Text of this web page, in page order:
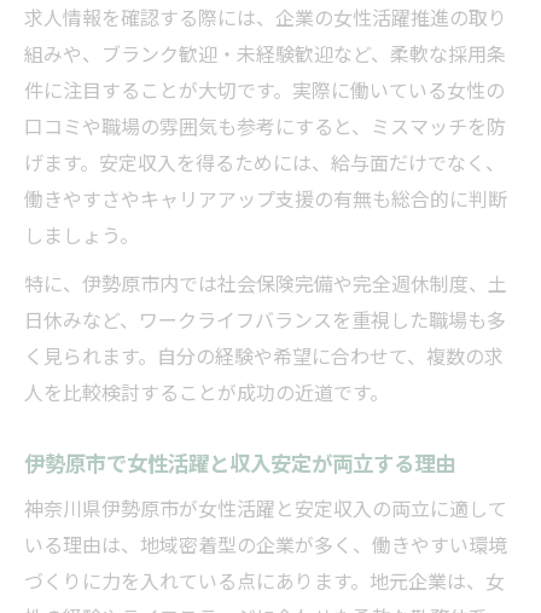
安定収入を支える女性活躍の現場事例を紹
介
女性活躍と安定収入を両立する働き方の秘
密
家庭と仕事を両立できる働き方のポイント
女性活躍しやすい両立可能な働き方とは
安定収入を確保する柔軟な働き方の選び方
家庭と仕事で女性活躍を実現する工夫
伊勢原市で女性活躍が進む両立支援制度
女性活躍と安定収入を叶える時間管理術
へ
伊勢原市で女性活躍とキャリアアップの道
筋
女性活躍によるキャリアアップ支援策の活
求人情報を確認する際には、企業の女性活躍推進の取り
組みや、ブランク歓迎・未経験歓迎など、柔軟な採用条
件に注目することが大切です。実際に働いている女性の
口コミや職場の雰囲気も参考にすると、ミスマッチを防
げます。安定収入を得るためには、給与面だけでなく、
働きやすさやキャリアアップ支援の有無も総合的に判断
しましょう。
特に、伊勢原市内では社会保険完備や完全週休制度、土
日休みなど、ワークライフバランスを重視した職場も多
く見られます。自分の経験や希望に合わせて、複数の求
人を比較検討することが成功の近道です。
伊勢原市で女性活躍と収入安定が両立する理由
神奈川県伊勢原市が女性活躍と安定収入の両立に適して
いる理由は、地域密着型の企業が多く、働きやすい環境
づくりに力を入れている点にあります。地元企業は、女